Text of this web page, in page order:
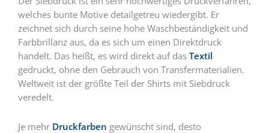
welches bunte Motive detailgetreu wiedergibt. Er
zeichnet sich durch seine hohe Waschbeständigkeit und
Farbbrillanz aus, da es sich um einen Direktdruck
handelt. Das heißt, es wird direkt auf das Textil
gedruckt, ohne den Gebrauch von Transfermaterialien.
Weltweit ist der größte Teil der Shirts mit Siebdruck
veredelt.
Je mehr Druckfarben gewünscht sind, desto